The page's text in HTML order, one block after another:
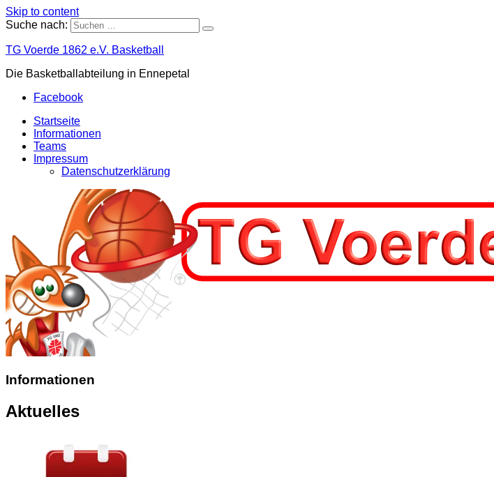
Skip to content
Suche nach:
TG Voerde 1862 e.V. Basketball
Die Basketballabteilung in Ennepetal
Facebook
Startseite
Informationen
Teams
Impressum
Datenschutzerklärung
Informationen
Aktuelles